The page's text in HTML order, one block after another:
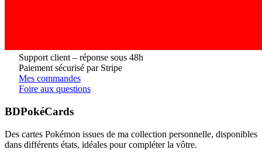
Support client – réponse sous 48h
Paiement sécurisé par Stripe
Mes commandes
Foire aux questions
BDPokéCards
Des cartes Pokémon issues de ma collection personnelle, disponibles
dans différents états, idéales pour compléter la vôtre.